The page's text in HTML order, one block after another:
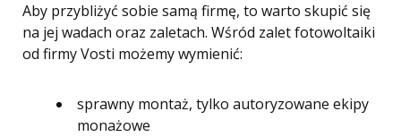
Aby przybliżyć sobie samą firmę, to warto skupić się
na jej wadach oraz zaletach. Wśród zalet fotowoltaiki
od firmy Vosti możemy wymienić:
sprawny montaż, tylko autoryzowane ekipy
monażowe